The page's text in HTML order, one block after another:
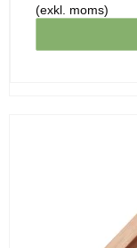
(exkl. moms)